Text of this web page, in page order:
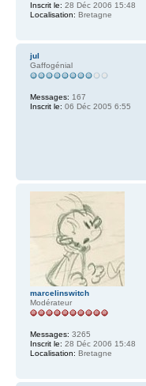
Inscrit le: 28 Déc 2006 15:48
Localisation: Bretagne
jul
Gaffogénial
Messages: 167
Inscrit le: 06 Déc 2005 6:55
marcelinswitch
Modérateur
Messages: 3265
Inscrit le: 28 Déc 2006 15:48
Localisation: Bretagne